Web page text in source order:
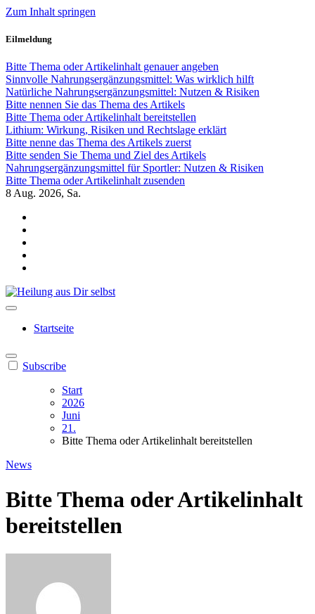
Zum Inhalt springen
Eilmeldung
Bitte Thema oder Artikelinhalt genauer angeben
Sinnvolle Nahrungsergänzungsmittel: Was wirklich hilft
Natürliche Nahrungsergänzungsmittel: Nutzen & Risiken
Bitte nennen Sie das Thema des Artikels
Bitte Thema oder Artikelinhalt bereitstellen
Lithium: Wirkung, Risiken und Rechtslage erklärt
Bitte nenne das Thema des Artikels zuerst
Bitte senden Sie Thema und Ziel des Artikels
Nahrungsergänzungsmittel für Sportler: Nutzen & Risiken
Bitte Thema oder Artikelinhalt zusenden
8 Aug. 2026, Sa.
Startseite
Subscribe
Start
2026
Juni
21.
Bitte Thema oder Artikelinhalt bereitstellen
News
Bitte Thema oder Artikelinhalt
bereitstellen